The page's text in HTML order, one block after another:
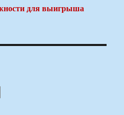
для выигрыша